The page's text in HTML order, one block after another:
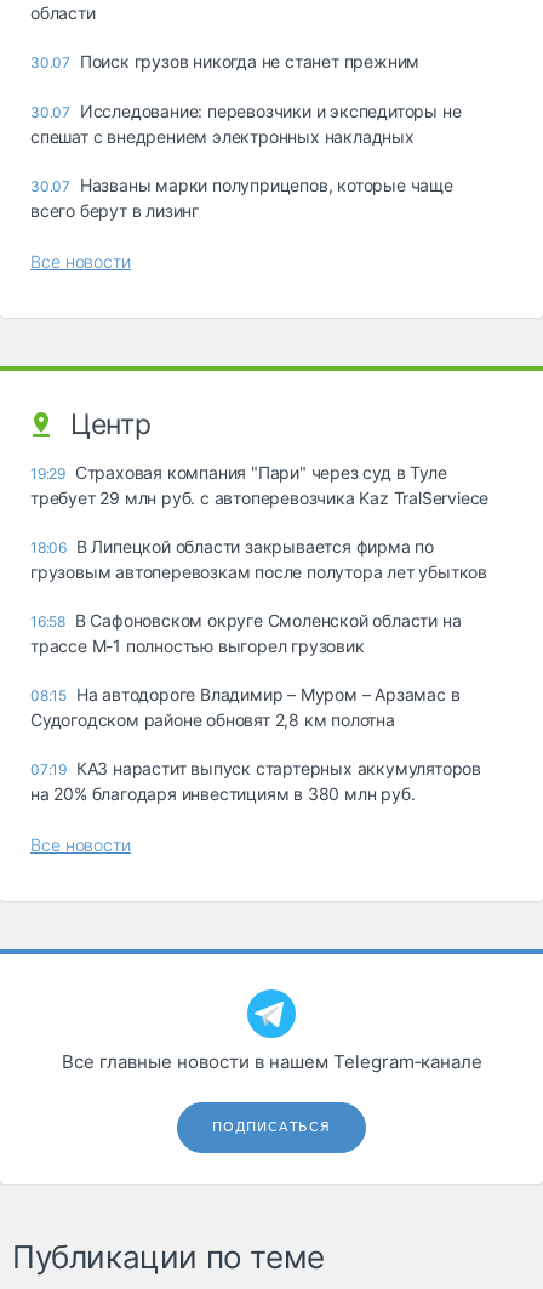
области
30.07 Поиск грузов никогда не станет прежним
30.07
Исследование: перевозчики и экспедиторы не
спешат с внедрением электронных накладных
30.07
Названы марки полуприцепов, которые чаще
всего берут в лизинг
Все новости
Центр
19:29 Страховая компания "Пари" через суд в Туле
требует 29 млн руб. с автоперевозчика Kaz TralServiece
18:06 В Липецкой области закрывается фирма по
грузовым автоперевозкам после полутора лет убытков
16:58 В Сафоновском округе Смоленской области на
трассе М-1 полностью выгорел грузовик
08:15 На автодороге Владимир – Муром – Арзамас в
Судогодском районе обновят 2,8 км полотна
07:19 КАЗ нарастит выпуск стартерных аккумуляторов
на 20% благодаря инвестициям в 380 млн руб.
Все новости
Все главные новости в нашем Telegram‑канале
ПОДПИСАТЬСЯ
Публикации по теме